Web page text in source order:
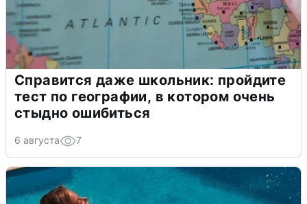
Справится даже школьник: пройдите
тест по географии, в котором очень
стыдно ошибиться
6 августа 7